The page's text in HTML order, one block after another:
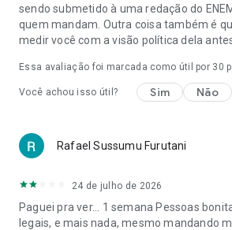
sendo submetido à uma redação do
quem mandam. Outra coisa também é
medir você com a visão política dela
Essa avaliação foi marcada como útil por 30
Você achou isso útil? Sim Não
Rafael Sussumu Furutani
24 de julho de 2026
Paguei pra ver... 1 semana Pessoas
legais, e mais nada, mesmo mandando